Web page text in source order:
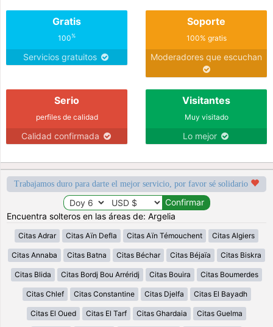
Gratis
100%
Servicios gratuitos
Soporte
100% gratis
Moderadores que escuchan
Serio
perfiles de calidad
Calidad confirmada
Visitantes
Muy visitado
Lo mejor
Trabajamos duro para darte el mejor servicio, por favor sé solidario
Encuentra solteros en las áreas de: Argelia
Citas Adrar Citas Aïn Defla Citas Aïn Témouchent Citas Algiers
Citas Annaba Citas Batna Citas Béchar Citas Béjaïa Citas Biskra
Citas Blida Citas Bordj Bou Arréridj Citas Bouira Citas Boumerdes
Citas Chlef Citas Constantine Citas Djelfa Citas El Bayadh
Citas El Oued Citas El Tarf Citas Ghardaia Citas Guelma